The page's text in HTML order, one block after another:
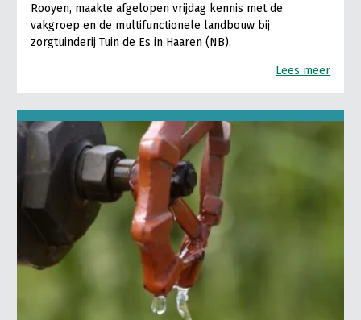
Rooyen, maakte afgelopen vrijdag kennis met de
vakgroep en de multifunctionele landbouw bij
zorgtuinderij Tuin de Es in Haaren (NB).
Lees meer